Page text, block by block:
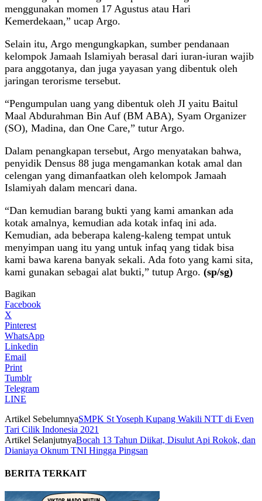
menggunakan momen 17 Agustus atau Hari
Kemerdekaan,” ucap Argo.
Selain itu, Argo mengungkapkan, sumber pendanaan
kelompok Jamaah Islamiyah berasal dari iuran-iuran wajib
para anggotanya, dan juga yayasan yang dibentuk oleh
jaringan terorisme tersebut.
“Pengumpulan uang yang dibentuk oleh JI yaitu Baitul
Maal Abdurahman Bin Auf (BM ABA), Syam Organizer
(SO), Madina, dan One Care,” tutur Argo.
Dalam penangkapan tersebut, Argo menyatakan bahwa,
penyidik Densus 88 juga mengamankan kotak amal dan
celengan yang dimanfaatkan oleh kelompok Jamaah
Islamiyah dalam mencari dana.
“Dan kemudian barang bukti yang kami amankan ada
kotak amalnya, kemudian ada kotak infaq ini ada.
Kemudian, ada beberapa kaleng-kaleng tempat untuk
menyimpan uang itu yang untuk infaq yang tidak bisa
kami bawa karena banyak sekali. Ada foto yang kami sita,
kami gunakan sebagai alat bukti,” tutup Argo. (sp/sg)
Bagikan
Facebook
X
Pinterest
WhatsApp
Linkedin
Email
Print
Tumblr
Telegram
LINE
Artikel SebelumnyaSMPK St Yoseph Kupang Wakili NTT di Even
Tari Cilik Indonesia 2021
Artikel SelanjutnyaBocah 13 Tahun Diikat, Disulut Api Rokok, dan
Dianiaya Oknum TNI Hingga Pingsan
BERITA TERKAIT